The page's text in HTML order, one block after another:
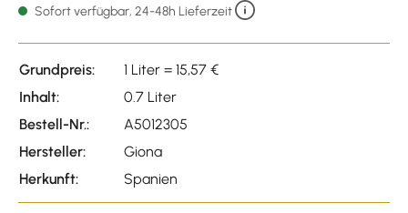
Sofort verfügbar, 24-48h Lieferzeit
Grundpreis:
1 Liter = 15,57 €
Inhalt:
0.7 Liter
Bestell-Nr.:
A5012305
Hersteller:
Giona
Herkunft:
Spanien